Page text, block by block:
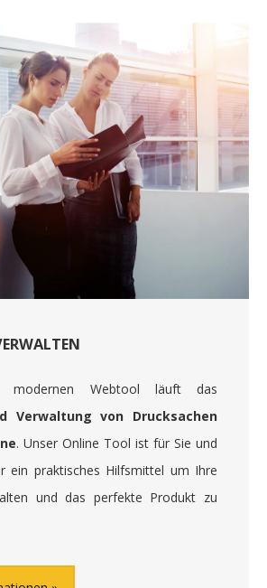
modernen Webtool läuft das
Verwaltung von Drucksachen
. Unser Online Tool ist für Sie und
ein praktisches Hilfsmittel um Ihre
und das perfekte Produkt zu